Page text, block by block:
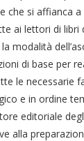
che si affianca
ai lettori di libri
modalità
di base per
le necessarie
e in ordine
editoriale
alla